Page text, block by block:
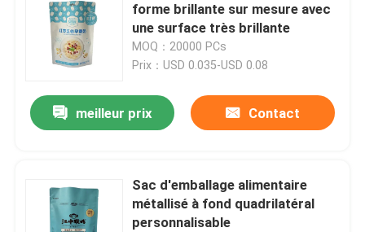
Produits
forme brillante sur mesure avec
une surface très brillante
MOQ：20000 PCs
Prix：USD 0.035-USD 0.08
meilleur prix Contact
Sac d'emballage alimentaire
métallisé à fond quadrilatéral
personnalisable